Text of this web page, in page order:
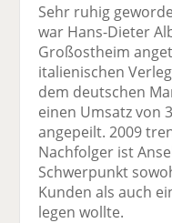
Sehr ruhig
war Hans-Dieter
Großostheim
italienischen
dem deutschen
einen Umsatz von
angepeilt. 2009
Nachfolger ist
Schwerpunkt
Kunden als auch
legen wollte.